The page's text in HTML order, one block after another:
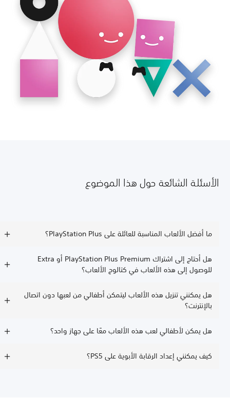
الأسئلة الشائعة حول هذا الموضوع
ما أفضل الألعاب المناسبة للعائلة على PlayStation Plus؟
هل أحتاج إلى اشتراك PlayStation Plus Premium أو Extra
للوصول إلى هذه الألعاب في كتالوج الألعاب؟
هل يمكنني تنزيل هذه الألعاب ليتمكن أطفالي من لعبها دون اتصال
بالإنترنت؟
هل يمكن لأطفالي لعب هذه الألعاب معًا على جهاز واحد؟
كيف يمكنني إعداد الرقابة الأبوية على PS5؟